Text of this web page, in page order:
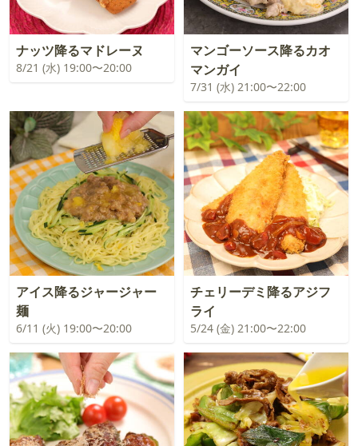
ナッツ降るマドレーヌ
8/21 (水) 19:00〜20:00
マンゴーソース降るカオ
マンガイ
7/31 (水) 21:00〜22:00
アイス降るジャージャー
麺
6/11 (火) 19:00〜20:00
チェリーデミ降るアジフ
ライ
5/24 (金) 21:00〜22:00